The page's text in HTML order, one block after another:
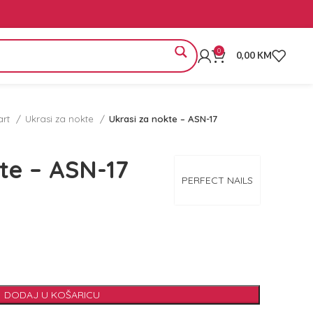
0 0,00 KM
Ukrasi za nokte Ukrasi za nokte – ASN-17
PERFECT NAILS
– ASN-17
DODAJ U KOŠARICU